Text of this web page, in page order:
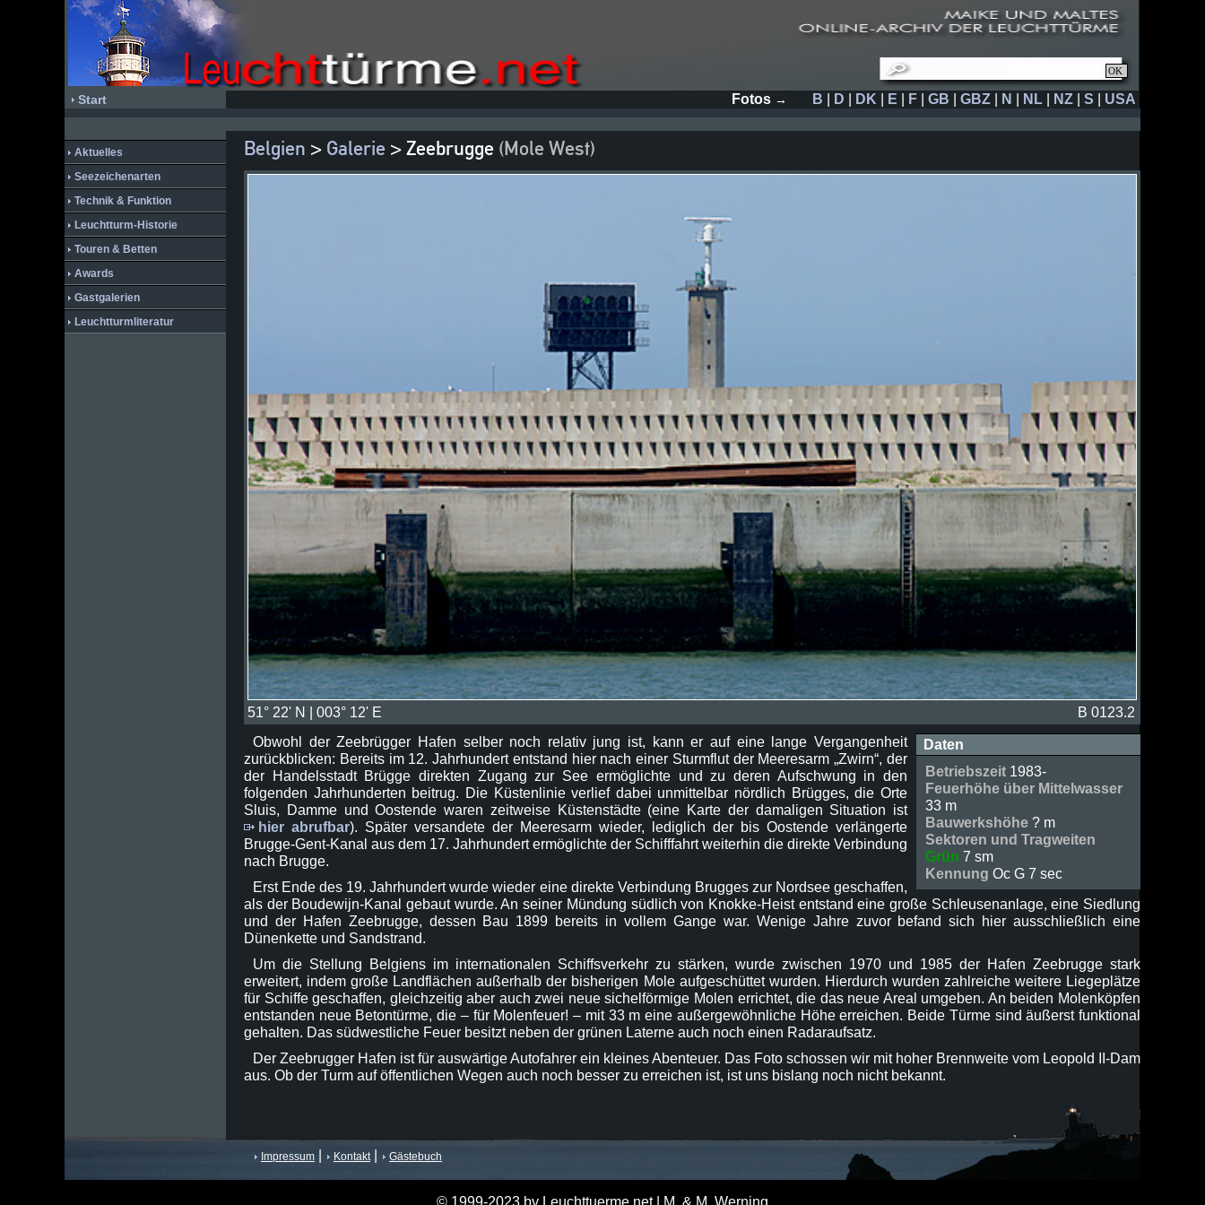
Start Fotos → B D DK E F GB GBZ N NL NZ S USA
Aktuelles
Seezeichenarten
Technik & Funktion
Leuchtturm-Historie
Touren & Betten
Awards
Gastgalerien
Leuchtturmliteratur
Belgien > Galerie > Zeebrugge (Mole West)
51° 22' N | 003° 12' E B 0123.2
Daten
Betriebszeit 1983-
Feuerhöhe über Mittelwasser
33 m
Bauwerkshöhe ? m
Sektoren und Tragweiten
Grün 7 sm
Kennung Oc G 7 sec
Obwohl der Zeebrügger Hafen selber noch relativ jung ist, kann er auf eine lange Vergangenheit
zurückblicken: Bereits im 12. Jahrhundert entstand hier nach einer Sturmflut der Meeresarm „Zwirn“, der
der Handelsstadt Brügge direkten Zugang zur See ermöglichte und zu deren Aufschwung in den
folgenden Jahrhunderten beitrug. Die Küstenlinie verlief dabei unmittelbar nördlich Brügges, die Orte
Sluis, Damme und Oostende waren zeitweise Küstenstädte (eine Karte der damaligen Situation ist
hier abrufbar). Später versandete der Meeresarm wieder, lediglich der bis Oostende verlängerte
Brugge-Gent-Kanal aus dem 17. Jahrhundert ermöglichte der Schifffahrt weiterhin die direkte Verbindung
nach Brugge.
Erst Ende des 19. Jahrhundert wurde wieder eine direkte Verbindung Brugges zur Nordsee geschaffen,
als der Boudewijn-Kanal gebaut wurde. An seiner Mündung südlich von Knokke-Heist entstand eine große Schleusenanlage, eine Siedlung
und der Hafen Zeebrugge, dessen Bau 1899 bereits in vollem Gange war. Wenige Jahre zuvor befand sich hier ausschließlich eine
Dünenkette und Sandstrand.
Um die Stellung Belgiens im internationalen Schiffsverkehr zu stärken, wurde zwischen 1970 und 1985 der Hafen Zeebrugge stark
erweitert, indem große Landflächen außerhalb der bisherigen Mole aufgeschüttet wurden. Hierdurch wurden zahlreiche weitere Liegeplätze
für Schiffe geschaffen, gleichzeitig aber auch zwei neue sichelförmige Molen errichtet, die das neue Areal umgeben. An beiden Molenköpfen
entstanden neue Betontürme, die – für Molenfeuer! – mit 33 m eine außergewöhnliche Höhe erreichen. Beide Türme sind äußerst funktional
gehalten. Das südwestliche Feuer besitzt neben der grünen Laterne auch noch einen Radaraufsatz.
Der Zeebrugger Hafen ist für auswärtige Autofahrer ein kleines Abenteuer. Das Foto schossen wir mit hoher Brennweite vom Leopold II-Dam
aus. Ob der Turm auf öffentlichen Wegen auch noch besser zu erreichen ist, ist uns bislang noch nicht bekannt.
Impressum Kontakt Gästebuch
© 1999-2023 by Leuchttuerme.net | M. & M. Werning